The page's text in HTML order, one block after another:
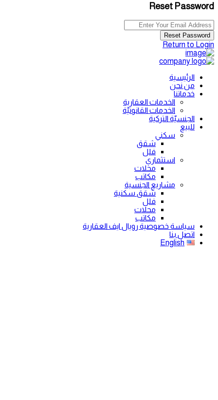
Reset Password
Reset Password
Return to Login
الرئيسية
من نحن
خدماتنا
الخدمات العقارية
الخدمات القانونيّة
الجنسيّة التركية
للبيع
سكني
شقق
فلل
استثماري
محلات
مكاتب
مشاريع الجنسية
شقق سكنية
فلل
محلات
مكاتب
سياسة خصوصية رويال ايف العقارية
اتصل بنا
English